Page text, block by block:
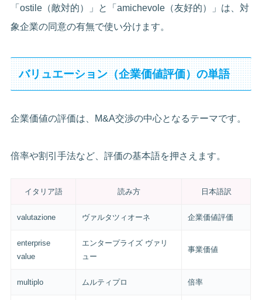
「ostile（敵対的）」と「amichevole（友好的）」は、対
象企業の同意の有無で使い分けます。
バリュエーション（企業価値評価）の単語
企業価値の評価は、M&A交渉の中心となるテーマです。
倍率や割引手法など、評価の基本語を押さえます。
イタリア語 読み方 日本語訳
valutazione ヴァルタツィオーネ 企業価値評価
enterprise
value
エンタープライズ ヴァリ
ュー
事業価値
multiplo ムルティプロ 倍率